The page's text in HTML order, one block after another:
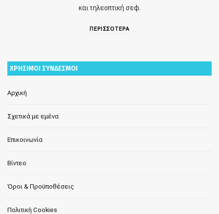
και τηλεοπτική σεφ.
ΠΕΡΙΣΣΟΤΕΡΑ
ΧΡΗΣΙΜΟΙ ΣΥΝΔΕΣΜΟΙ
Αρχική
Σχετικά με εμένα
Επικοινωνία
Βίντεο
Όροι & Προϋποθέσεις
Πολιτική Cookies